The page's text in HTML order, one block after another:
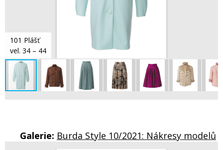
101 Plášť
vel. 34 – 44
Galerie: Burda Style 10/2021: Nákresy modelů